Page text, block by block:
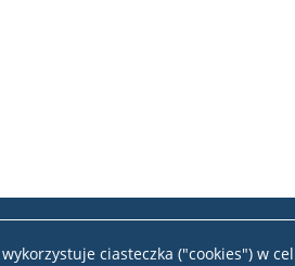
ciasteczka ("cookies") w